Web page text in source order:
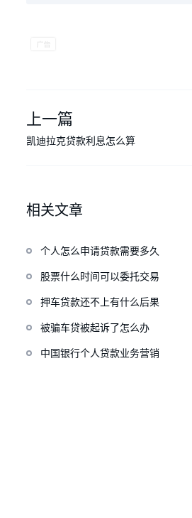
上一篇
凯迪拉克贷款利息怎么算
相关文章
个人怎么申请贷款需要多久
股票什么时间可以委托交易
押车贷款还不上有什么后果
被骗车贷被起诉了怎么办
中国银行个人贷款业务营销